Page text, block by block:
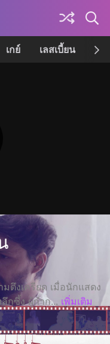
เกย์ เลสเบี้ยน เค
ตึงเครียด เมื่อนักแสดง
กซึ้ง ผู้กำก... เพิ่มเติม